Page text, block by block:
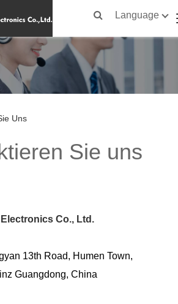
Language
Uns
Sie uns
Co., Ltd.
13th Road, Humen Town,
Guangdong, China